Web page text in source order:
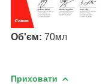
Об'єм: 70мл
Приховати